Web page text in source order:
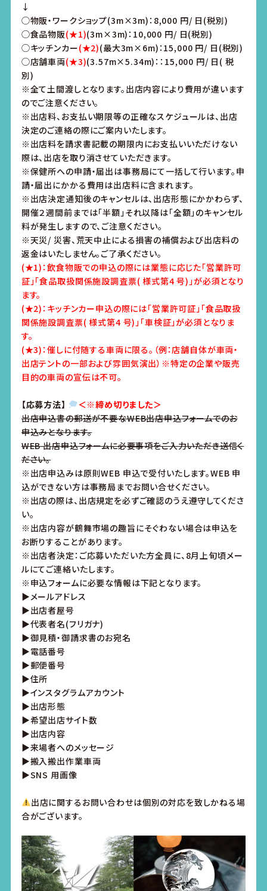
↓
◯物販・ワークショップ(3m×3m)：8,000 円/ 日(税別)
◯食品物販(★1)(3m×3m)：10,000 円/ 日(税別)
◯キッチンカー(★2)(最大3m×6m)：15,000 円/ 日(税別)
◯店舗車両(★3)(3.57m×5.34m)：：15,000 円/ 日( 税
別)
※全て土間渡しとなります。出店内容により費用が違います
のでご注意ください。
※出店料、お支払い期限等の正確なスケジュールは、出店
決定のご連絡の際にご案内いたします。
※出店料を請求書記載の期限内にお支払いいただけない
際は、出店を取り消させていただきます。
※保健所への申請・届出は事務局にて一括して行います。申
請・届出にかかる費用は出店料に含まれます。
※出店決定通知後のキャンセルは、出店形態にかかわらず、
開催２週間前までは「半額」それ以降は「全額」のキャンセル
料が発生しますので、ご注意ください。
※天災/ 災害、荒天中止による損害の補償および出店料の
返金はいたしません。ご了承ください。
(★1)：飲食物販での申込の際には業態に応じた「営業許可
証」「食品取扱関係施設調査票( 様式第4 号)」が必須となり
ます。
(★2)：キッチンカー申込の際には「営業許可証」「食品取扱
関係施設調査票( 様式第4 号)」「車検証」が必須となりま
す。
(★3)：催しに付随する車両に限る。（例：店舗自体が車両・
出店テントの一部および雰囲気演出）※特定の企業や販売
目的の車両の宣伝は不可。
【応募方法】
＜※締め切りました＞
出店申込書の郵送が不要なWEB出店申込フォームでのお
申込みとなります。
WEB 出店申込フォームに必要事項をご入力いただき送信く
ださい。
※出店申込みは原則WEB 申込で受付いたします。WEB 申
込ができない方は事務局までお問い合せください。
※出店の際は、出店規定を必ずご確認のうえ遵守してくださ
い。
※出店内容が鶴舞市場の趣旨にそぐわない場合は申込を
お断りすることがあります。
※出店者決定：ご応募いただいた方全員に、8月上旬頃メー
ルにてご連絡いたします。
※申込フォームに必要な情報は下記となります。
▶メールアドレス
▶出店者屋号
▶代表者名(フリガナ)
▶御見積・御請求書のお宛名
▶電話番号
▶郵便番号
▶住所
▶インスタグラムアカウント
▶出店形態
▶希望出店サイト数
▶出店内容
▶来場者へのメッセージ
▶搬入搬出作業車両
▶SNS 用画像
出店に関するお問い合わせは個別の対応を致しかねる場
合がございます。